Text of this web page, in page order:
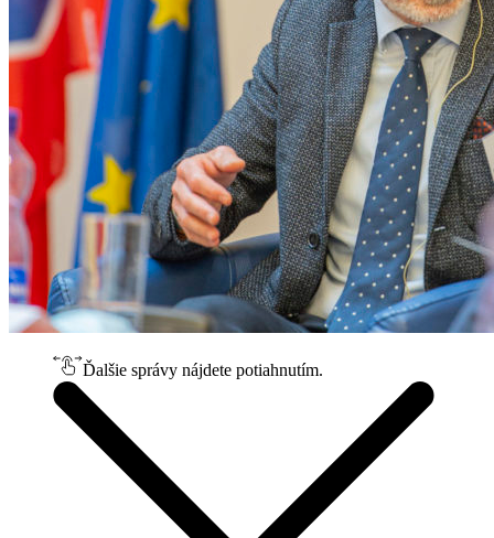
Ďalšie správy nájdete potiahnutím.